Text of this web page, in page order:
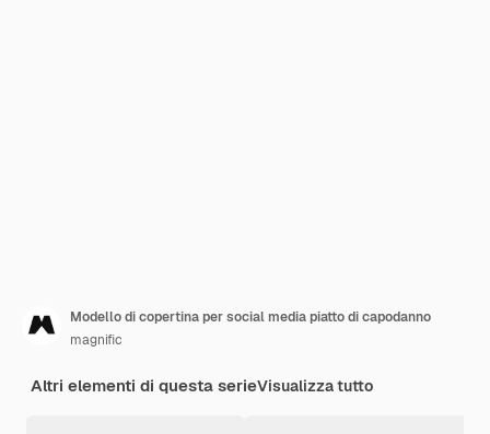
Modello di copertina per social media piatto di capodanno
magnific
Altri elementi di questa serieVisualizza tutto